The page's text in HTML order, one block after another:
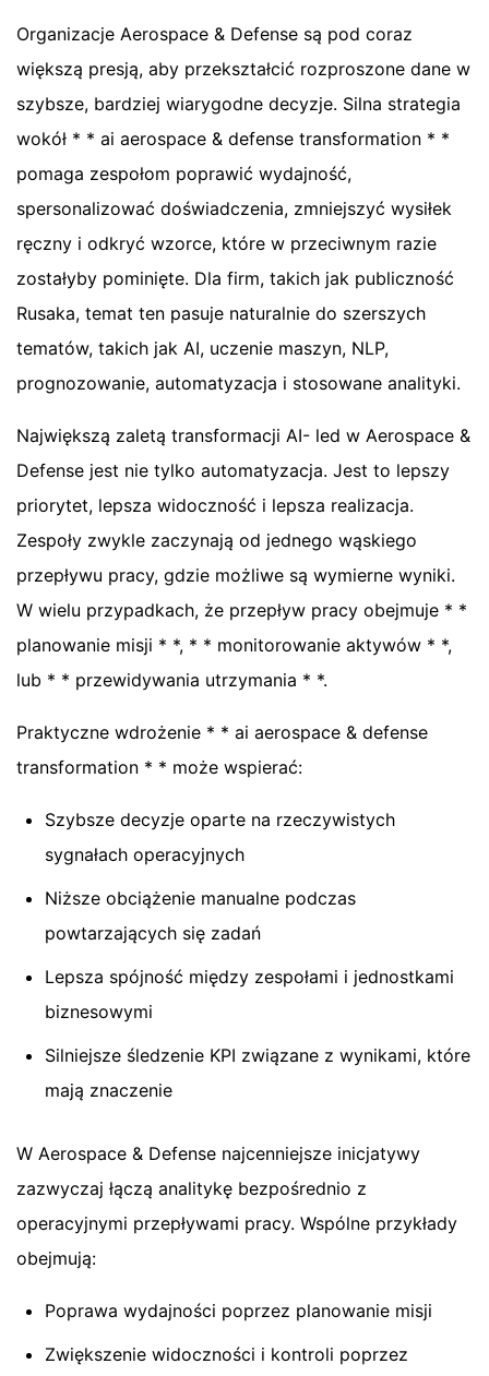
Organizacje Aerospace & Defense są pod coraz
większą presją, aby przekształcić rozproszone dane w
szybsze, bardziej wiarygodne decyzje. Silna strategia
wokół * * ai aerospace & defense transformation * *
pomaga zespołom poprawić wydajność,
spersonalizować doświadczenia, zmniejszyć wysiłek
ręczny i odkryć wzorce, które w przeciwnym razie
zostałyby pominięte. Dla firm, takich jak publiczność
Rusaka, temat ten pasuje naturalnie do szerszych
tematów, takich jak AI, uczenie maszyn, NLP,
prognozowanie, automatyzacja i stosowane analityki.
Największą zaletą transformacji AI- led w Aerospace &
Defense jest nie tylko automatyzacja. Jest to lepszy
priorytet, lepsza widoczność i lepsza realizacja.
Zespoły zwykle zaczynają od jednego wąskiego
przepływu pracy, gdzie możliwe są wymierne wyniki.
W wielu przypadkach, że przepływ pracy obejmuje * *
planowanie misji * *, * * monitorowanie aktywów * *,
lub * * przewidywania utrzymania * *.
Praktyczne wdrożenie * * ai aerospace & defense
transformation * * może wspierać:
Szybsze decyzje oparte na rzeczywistych
sygnałach operacyjnych
Niższe obciążenie manualne podczas
powtarzających się zadań
Lepsza spójność między zespołami i jednostkami
biznesowymi
Silniejsze śledzenie KPI związane z wynikami, które
mają znaczenie
W Aerospace & Defense najcenniejsze inicjatywy
zazwyczaj łączą analitykę bezpośrednio z
operacyjnymi przepływami pracy. Wspólne przykłady
obejmują:
Poprawa wydajności poprzez planowanie misji
Zwiększenie widoczności i kontroli poprzez